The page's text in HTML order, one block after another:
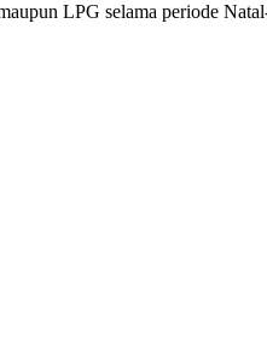
LPG selama periode